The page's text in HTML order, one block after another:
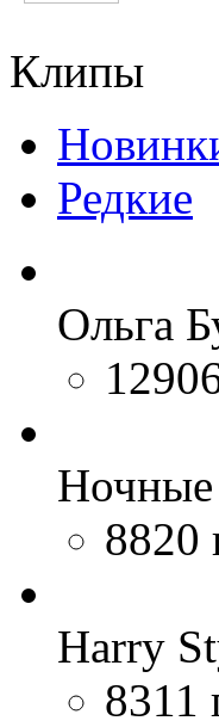
Клипы
Редкие
Ольга
8820
Harry
8311